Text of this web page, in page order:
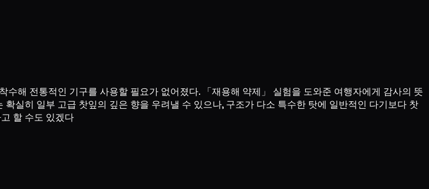
해 전통적인 기구를 사용할 필요가 없어졌다. 「재용해 약제」 실험을 도와준 여행자에게 감사의 뜻
실히 일부 고급 찻잎의 깊은 향을 우려낼 수 있으나, 구조가 다소 특수한 탓에 일반적인 다기보다 찻
할 수도 있겠다